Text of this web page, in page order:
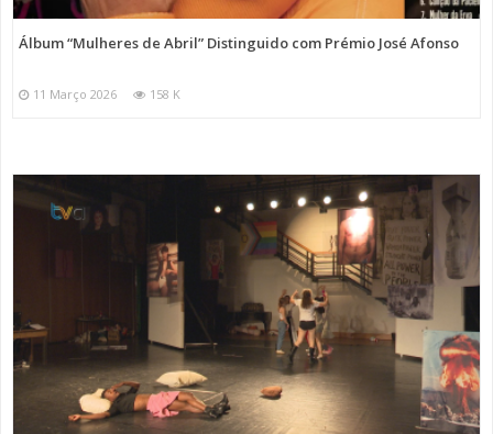
Álbum “Mulheres de Abril” Distinguido com Prémio José Afonso
11 Março 2026 158 K